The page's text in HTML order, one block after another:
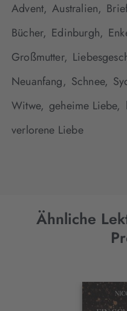
Advent, Australien,
Bücher, Edinburgh,
Großmutter,
Neuanfang, Schnee,
Witwe, geheime Liebe,
verlorene Liebe
Ähnliche